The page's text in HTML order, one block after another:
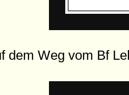
dem Weg vom Bf